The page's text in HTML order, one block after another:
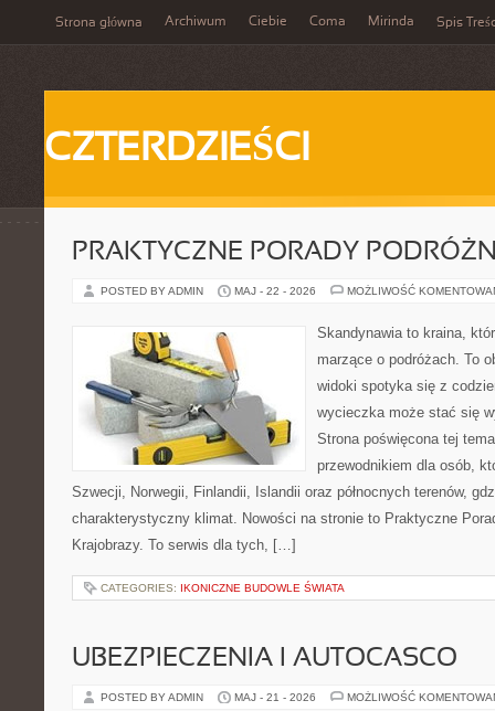
Strona główna Archiwum Ciebie Coma Mirinda Spis
CZTERDZIEŚCI
PRAKTYCZNE PORADY
POSTED BY ADMIN MAJ - 22 - 2026 MOŻLIWOŚĆ
Skandynawia to kraina,
marzące o podróżach. To
widoki spotyka się z
wycieczka może stać się
Strona poświęcona tej
przewodnikiem dla osób,
Szwecji, Norwegii, Finlandii, Islandii oraz północnych terenów,
charakterystyczny klimat. Nowości na stronie to Praktyczne
Krajobrazy. To serwis dla tych, […]
CATEGORIES: IKONICZNE BUDOWLE ŚWIATA
UBEZPIECZENIA I AUTOCASCO
POSTED BY ADMIN MAJ - 21 - 2026 MOŻLIWOŚĆ